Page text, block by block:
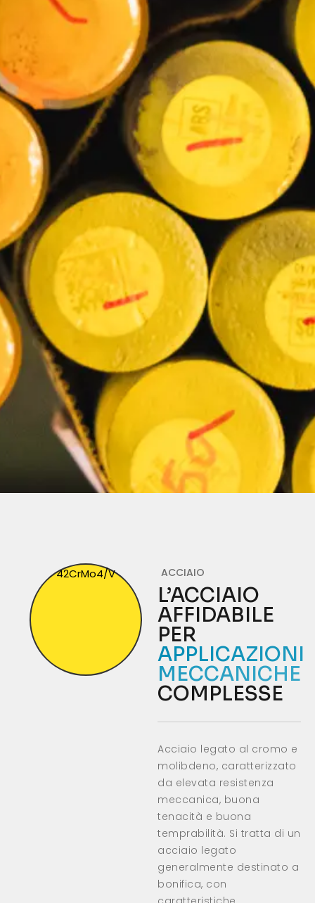
42CrMo4/V ACCIAIO
L’ACCIAIO
AFFIDABILE
PER
APPLICAZIONI
MECCANICHE
COMPLESSE
Acciaio legato al cromo e
molibdeno, caratterizzato
da elevata resistenza
meccanica, buona
tenacità e buona
temprabilità. Si tratta di un
acciaio legato
generalmente destinato a
bonifica, con